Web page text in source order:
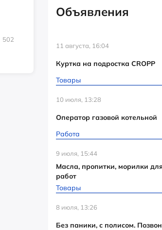
502
Объявления
11 августа, 16:04
Куртка на подростка CROPP
Товары
10 июля, 13:28
Оператор газовой котельной
Работа
9 июля, 15:44
Масла, пропитки, морилки
работ
Товары
8 июля, 13:26
Без паники, с полисом.